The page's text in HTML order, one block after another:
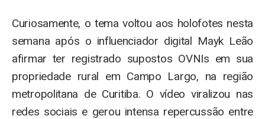
Curiosamente, o tema voltou aos holofotes nesta
semana após o influenciador digital Mayk Leão
afirmar ter registrado supostos OVNIs em sua
propriedade rural em Campo Largo, na região
metropolitana de Curitiba. O vídeo viralizou nas
redes sociais e gerou intensa repercussão entre